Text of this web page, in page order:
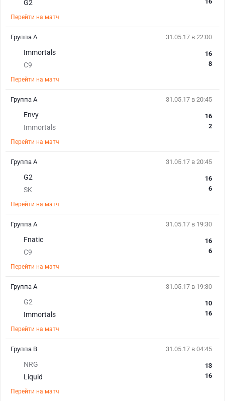
G2
Перейти на матч
31.05.17 в 22:00
Immortals
C9
16
8
Перейти на матч
Группа А
31.05.17 в 20:45
Envy
Immortals
16
2
Перейти на матч
Группа А
31.05.17 в 20:45
G2
SK
16
6
Перейти на матч
Группа А
31.05.17 в 19:30
Fnatic
C9
16
6
Перейти на матч
Группа А
31.05.17 в 19:30
G2
Immortals
10
16
Перейти на матч
Группа А
31.05.17 в 04:45
NRG
Liquid
13
16
Перейти на матч
Группа В